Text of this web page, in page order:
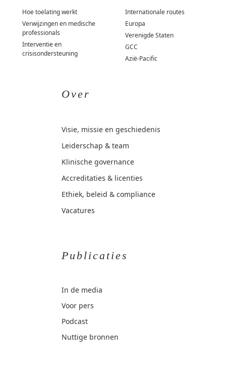
Hoe toelating werkt
Verwijzingen en medische
professionals
Interventie en
crisisondersteuning
Internationale routes
Europa
Verenigde Staten
GCC
Azië-Pacific
Over
Visie, missie en geschiedenis
Leiderschap & team
Klinische governance
Accreditaties & licenties
Ethiek, beleid & compliance
Vacatures
Publicaties
In de media
Voor pers
Podcast
Nuttige bronnen